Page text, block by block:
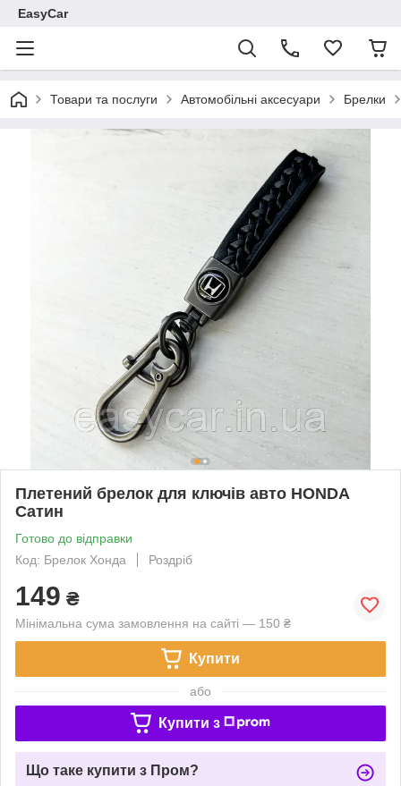
EasyCar
Товари та послуги Автомобільні аксесуари Брелки
Плетений брелок для ключів авто HONDA
Сатин
Готово до відправки
Код: Брелок Хонда
Роздріб
149 ₴
Мінімальна сума замовлення на сайті — 150 ₴
Купити
або
Купити з
Що таке купити з Пром?